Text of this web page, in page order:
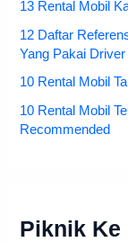
13 Rental Mobil
12 Daftar
Yang Pakai
10 Rental Mobil
10 Rental Mobil
Recommended
Piknik Ke